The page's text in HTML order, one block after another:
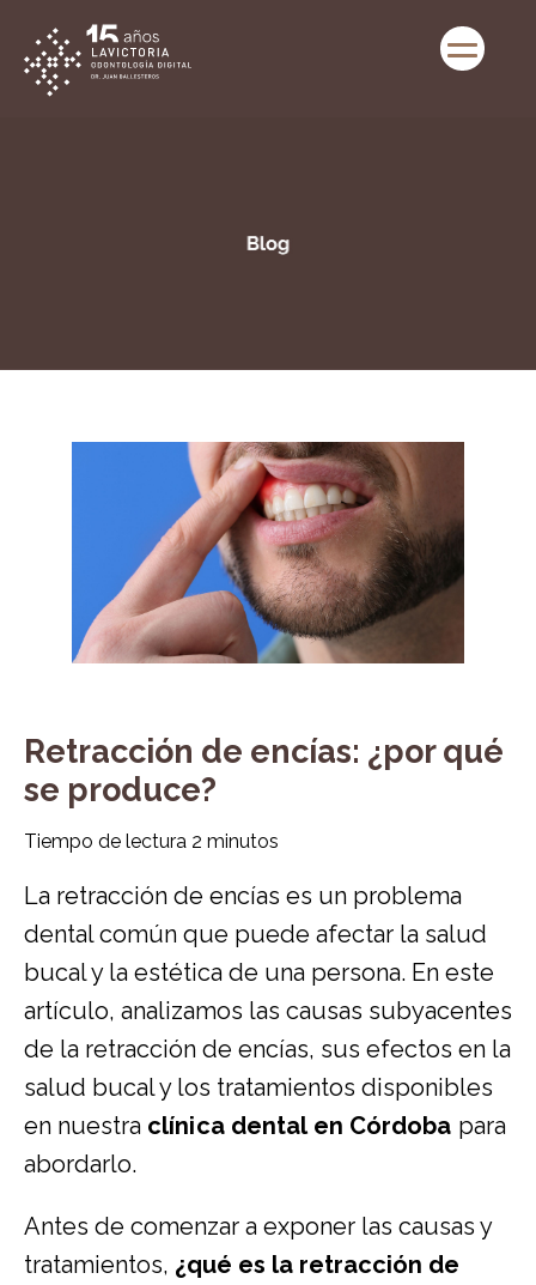
Retracción de encías: ¿por qué
se produce?
Tiempo de lectura 2 minutos
La retracción de encías es un problema
dental común que puede afectar la salud
bucal y la estética de una persona. En este
artículo, analizamos las causas subyacentes
de la retracción de encías, sus efectos en la
salud bucal y los tratamientos disponibles
en nuestra clínica dental en Córdoba para
abordarlo.
Antes de comenzar a exponer las causas y
tratamientos, ¿qué es la retracción de